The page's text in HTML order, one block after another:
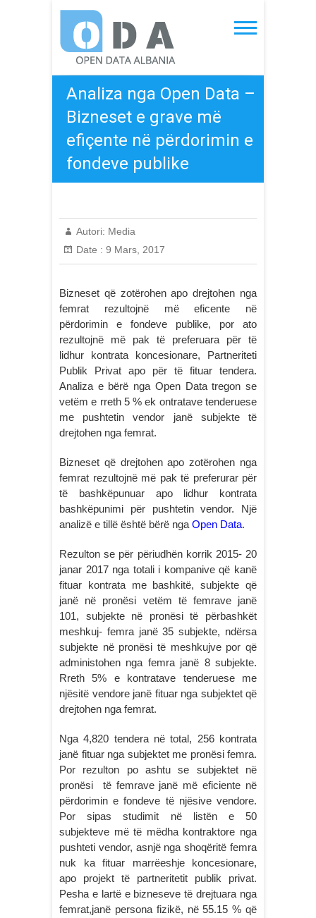
content
Open Data Albania
Analiza nga Open Data –
Bizneset e grave më
efiçente në përdorimin e
fondeve publike
Autori: Media
Date : 9 Mars, 2017
Bizneset që zotërohen apo drejtohen nga
femrat rezultojnë më eficente në
përdorimin e fondeve publike, por ato
rezultojnë më pak të preferuara për të
lidhur kontrata koncesionare, Partneriteti
Publik Privat apo për të fituar tendera.
Analiza e bërë nga Open Data tregon se
vetëm e rreth 5 % ek ontratave tenderuese
me pushtetin vendor janë subjekte të
drejtohen nga femrat.
Bizneset që drejtohen apo zotërohen nga
femrat rezultojnë më pak të preferurar për
të bashkëpunuar apo lidhur kontrata
bashkëpunimi për pushtetin vendor. Një
analizë e tillë është bërë nga Open Data.
Rezulton se për përiudhën korrik 2015- 20
janar 2017 nga totali i kompanive që kanë
fituar kontrata me bashkitë, subjekte që
janë në pronësi vetëm të femrave janë
101, subjekte në pronësi të përbashkët
meshkuj- femra janë 35 subjekte, ndërsa
subjekte në pronësi të meshkujve por që
administohen nga femra janë 8 subjekte.
Rreth 5% e kontratave tenderuese me
njësitë vendore janë fituar nga subjektet që
drejtohen nga femrat.
Nga 4,820 tendera në total, 256 kontrata
janë fituar nga subjektet me pronësi femra.
Por rezulton po ashtu se subjektet në
pronësi të femrave janë më eficiente në
përdorimin e fondeve të njësive vendore.
Por sipas studimit në listën e 50
subjekteve më të mëdha kontraktore nga
pushteti vendor, asnjë nga shoqëritë femra
nuk ka fituar marrëeshje koncesionare,
apo projekt të partneritetit publik privat.
Pesha e lartë e bizneseve të drejtuara nga
femrat,janë persona fizikë, në 55.15 % që